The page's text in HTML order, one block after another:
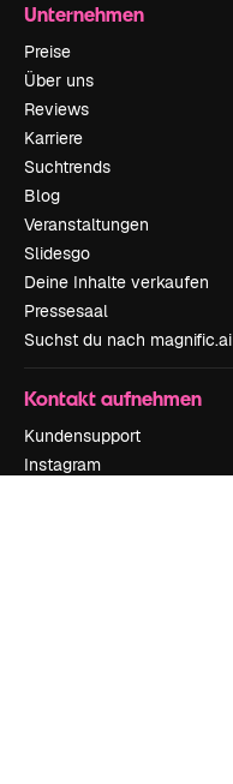
Unternehmen
Preise
Über uns
Reviews
Karriere
Suchtrends
Blog
Veranstaltungen
Slidesgo
Deine Inhalte verkaufen
Pressesaal
Suchst du nach magnific.ai
Kontakt aufnehmen
Kundensupport
Instagram